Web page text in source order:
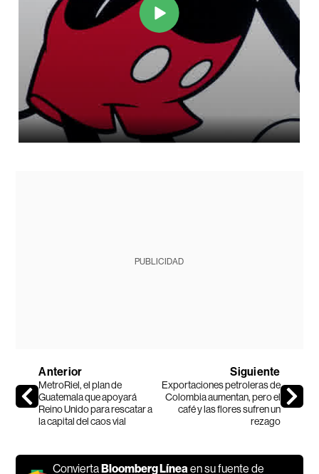
PUBLICIDAD
Anterior
MetroRiel, el plan de
Guatemala que apoyará
Reino Unido para rescatar a
la capital del caos vial
Siguiente
Exportaciones petroleras de
Colombia aumentan, pero el
café y las flores sufren un
rezago
ConviertaBloomberg Líneaen su fuente de